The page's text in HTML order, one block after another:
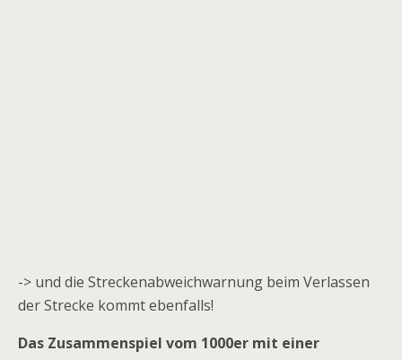
-> und die Streckenabweichwarnung beim Verlassen
der Strecke kommt ebenfalls!
Das Zusammenspiel vom 1000er mit einer